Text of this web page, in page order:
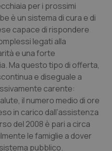
per i prossimi
è un sistema di cura e di
capace di rispondere
legati alla
e una forte
Ma questo tipo di offerta,
e diseguale a
carente:
il numero medio di ore
in carico dall’assistenza
del 2008 è pari a circa
le famiglie a dover
pubblico.